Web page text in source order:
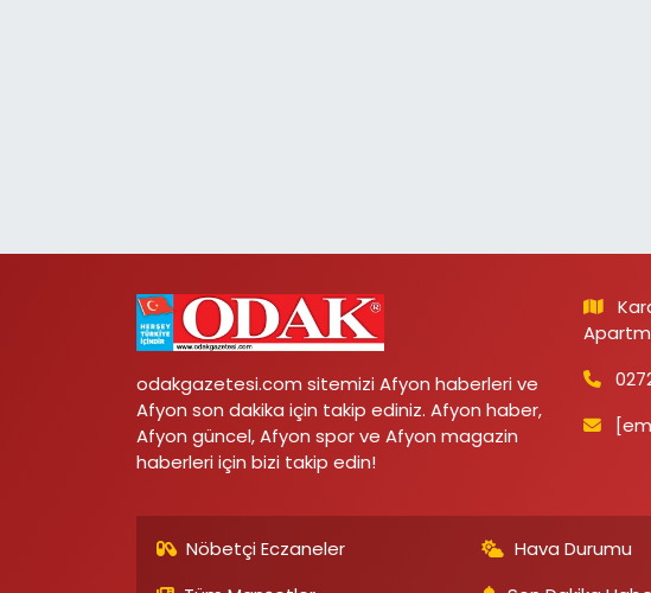
odakgazetesi.com sitemizi Afyon haberleri ve
Afyon son dakika için takip ediniz. Afyon haber,
Afyon güncel, Afyon spor ve Afyon magazin
haberleri için bizi takip edin!
Nöbetçi Eczaneler Hava Durumu